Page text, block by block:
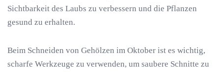
Sichtbarkeit des Laubs zu verbessern und die Pflanzen
gesund zu erhalten.
Beim Schneiden von Gehölzen im Oktober ist es wichtig,
scharfe Werkzeuge zu verwenden, um saubere Schnitte zu